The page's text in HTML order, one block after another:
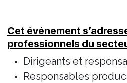
Cet événement
professionnels du
Dirigeants et
Responsables